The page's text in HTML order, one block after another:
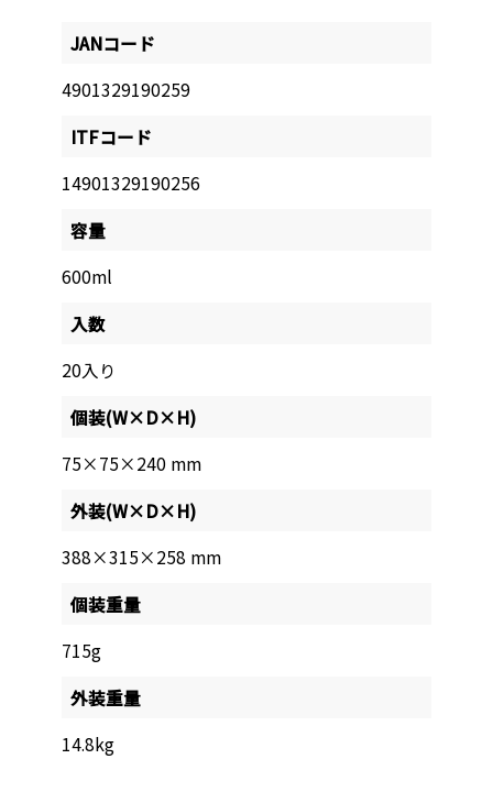
JANコード
4901329190259
ITFコード
14901329190256
容量
600ml
入数
20入り
個装(W×D×H)
75×75×240 mm
外装(W×D×H)
388×315×258 mm
個装重量
715g
外装重量
14.8kg